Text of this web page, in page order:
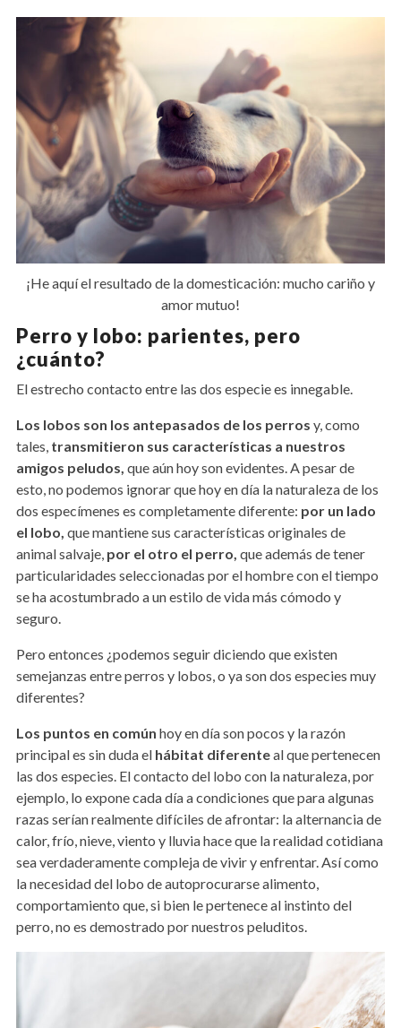
¡He aquí el resultado de la domesticación: mucho cariño y
amor mutuo!
Perro y lobo: parientes, pero
¿cuánto?
El estrecho contacto entre las dos especie es innegable.
Los lobos son los antepasados ​​de los perros y, como
tales, transmitieron sus características a nuestros
amigos peludos, que aún hoy son evidentes. A pesar de
esto, no podemos ignorar que hoy en día la naturaleza de los
dos especímenes es completamente diferente: por un lado
el lobo, que mantiene sus características originales de
animal salvaje, por el otro el perro, que además de tener
particularidades seleccionadas por el hombre con el tiempo
se ha acostumbrado a un estilo de vida más cómodo y
seguro.
Pero entonces ¿podemos seguir diciendo que existen
semejanzas entre perros y lobos, o ya son dos especies muy
diferentes?
Los puntos en común hoy en día son pocos y la razón
principal es sin duda el hábitat diferenteal que pertenecen
las dos especies. El contacto del lobo con la naturaleza, por
ejemplo, lo expone cada día a condiciones que para algunas
razas serían realmente difíciles de afrontar: la alternancia de
calor, frío, nieve, viento y lluvia hace que la realidad cotidiana
sea verdaderamente compleja de vivir y enfrentar. Así como
la necesidad del lobo de autoprocurarse alimento,
comportamiento que, si bien le pertenece al instinto del
perro, no es demostrado por nuestros peluditos.